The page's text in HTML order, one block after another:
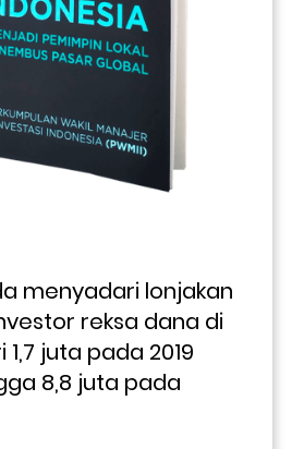
menyadari lonjakan
reksa dana di
juta pada 2019
8,8 juta pada